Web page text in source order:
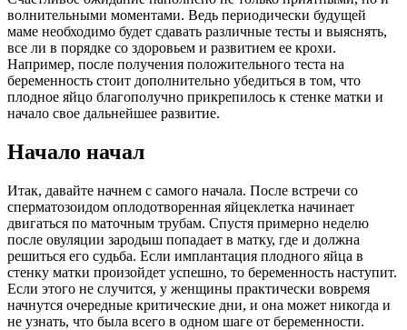
волнительными моментами. Ведь периодически будущей
маме необходимо будет сдавать различные тесты и выяснять,
все ли в порядке со здоровьем и развитием ее крохи.
Например, после получения положительного теста на
беременность стоит дополнительно убедиться в том, что
плодное яйцо благополучно прикрепилось к стенке матки и
начало свое дальнейшее развитие.
Начало начал
Итак, давайте начнем с самого начала. После встречи со
сперматозоидом оплодотворенная яйцеклетка начинает
двигаться по маточным трубам. Спустя примерно неделю
после овуляции зародыш попадает в матку, где и должна
решиться его судьба. Если имплантация плодного яйца в
стенку матки произойдет успешно, то беременность наступит.
Если этого не случится, у женщины практически вовремя
начнутся очередные критические дни, и она может никогда и
не узнать, что была всего в одном шаге от беременности.